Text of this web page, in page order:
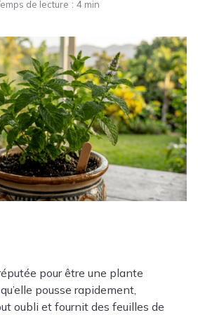
de lecture 4 min
pour être une plante
pousse rapidement,
oubli et fournit des feuilles de